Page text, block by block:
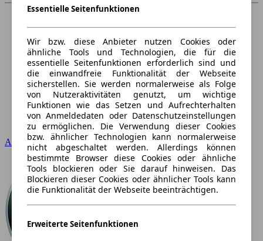
Audi
Essentielle Seitenfunktionen
Wir bzw. diese Anbieter nutzen Cookies oder
ähnliche Tools und Technologien, die für die
essentielle Seitenfunktionen erforderlich sind und
die einwandfreie Funktionalität der Webseite
sicherstellen. Sie werden normalerweise als Folge
von Nutzeraktivitäten genutzt, um wichtige
Funktionen wie das Setzen und Aufrechterhalten
von Anmeldedaten oder Datenschutzeinstellungen
zu ermöglichen. Die Verwendung dieser Cookies
bzw. ähnlicher Technologien kann normalerweise
nicht abgeschaltet werden. Allerdings können
bestimmte Browser diese Cookies oder ähnliche
Tools blockieren oder Sie darauf hinweisen. Das
Blockieren dieser Cookies oder ähnlicher Tools kann
die Funktionalität der Webseite beeinträchtigen.
Erweiterte Seitenfunktionen